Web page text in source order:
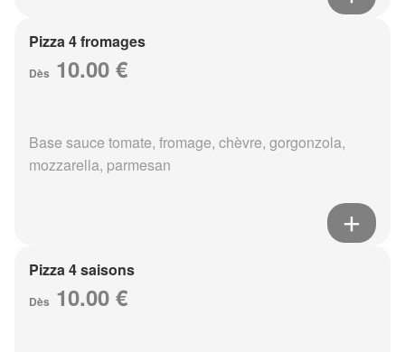
Pizza 4 fromages
Dès 10.00 €
Base sauce tomate, fromage, chèvre, gorgonzola,
mozzarella, parmesan
Pizza 4 saisons
Dès 10.00 €